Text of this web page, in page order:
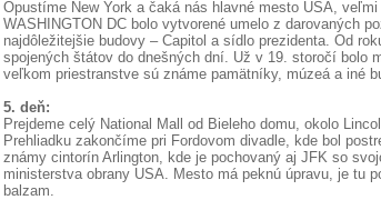
Opustíme New York a čaká nás hlavné mesto USA,
WASHINGTON DC bolo vytvorené umelo z darovaných
najdôležitejšie budovy – Capitol a sídlo prezidenta. Od
spojených štátov do dnešných dní. Už v 19. storočí bolo
veľkom priestranstve sú známe pamätníky, múzeá a iné
5. deň:
Prejdeme celý National Mall od Bieleho domu, okolo
Prehliadku zakončíme pri Fordovom divadle, kde bol
známy cintorín Arlington, kde je pochovaný aj JFK so
ministerstva obrany USA. Mesto má peknú úpravu, je tu
balzam.